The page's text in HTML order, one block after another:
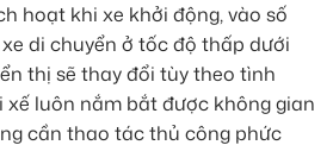
hoạt khi xe khởi động, vào số
di chuyển ở tốc độ thấp dưới
thị sẽ thay đổi tùy theo tình
xế luôn nắm bắt được không gian
cần thao tác thủ công phức